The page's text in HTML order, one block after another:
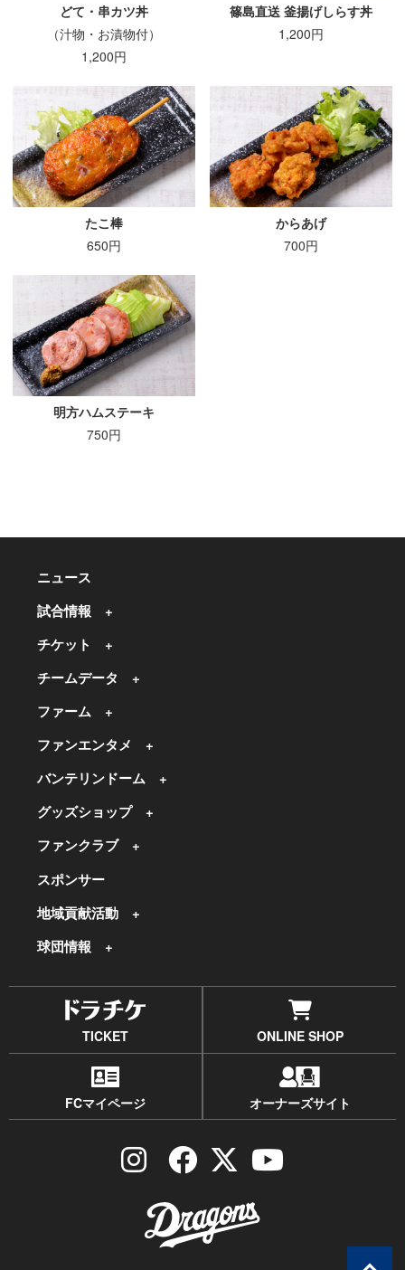
どて・串カツ丼
（汁物・お漬物付）
1,200円
篠島直送 釜揚げしらす丼
1,200円
たこ棒
650円
からあげ
700円
明方ハムステーキ
750円
ニュース
試合情報
チケット
チームデータ
ファーム
ファンエンタメ
バンテリンドーム
グッズショップ
ファンクラブ
スポンサー
地域貢献活動
球団情報
TICKET ONLINE SHOP
FCマイページ オーナーズサイト